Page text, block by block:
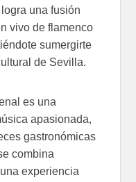
una fusión
vivo de flamenco
sumergirte
de Sevilla.
es una
apasionada,
gastronómicas
combina
experiencia